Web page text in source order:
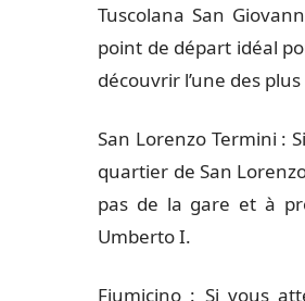
Tuscolana San
point de départ idéal
découvrir l’une des
San Lorenzo Termini :
quartier de San
pas de la gare et à
Umberto I.
Fiumicino : Si vous